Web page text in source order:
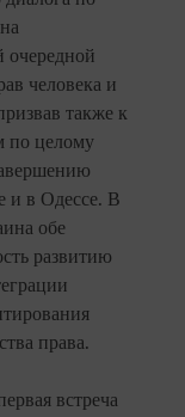
очередной
человека и
также к
по целому
и в Одессе. В
обе
развитию
права.
встреча